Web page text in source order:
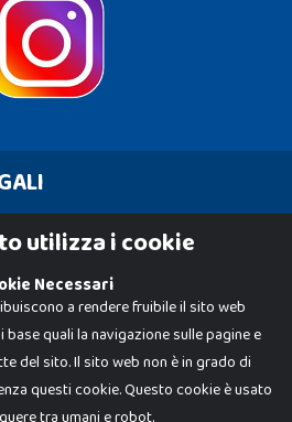
utilizza i cookie
Necessari
a rendere fruibile il sito web
quali la navigazione sulle pagine e
del sito. Il sito web non è in grado di
questi cookie. Questo cookie è usato